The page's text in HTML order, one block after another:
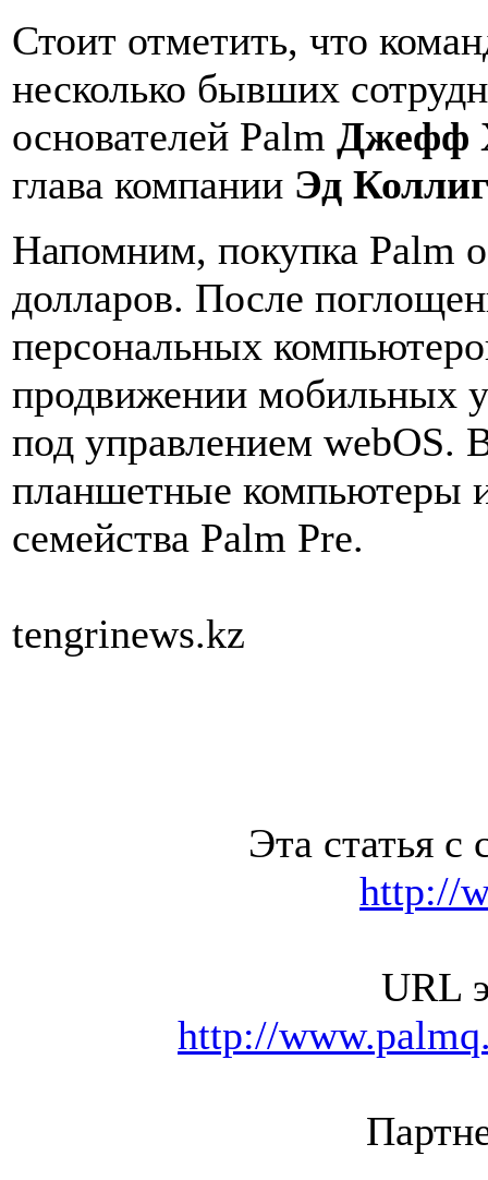
Стоит отметить, что
несколько бывших
основателей Palm Джефф
глава компании Эд
Напомним, покупка Palm
долларов. После
персональных
продвижении мобильных
под управлением webOS.
планшетные компьютеры
семейства Palm Pre.
tengrinews.kz
Эта статья с
http://
URL
http://